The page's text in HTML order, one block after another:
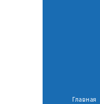
Главная